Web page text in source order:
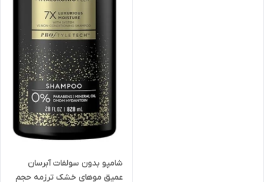
شامپو بدون سولفات آبرسان
عمیق موهای خشک ترزمه حجم